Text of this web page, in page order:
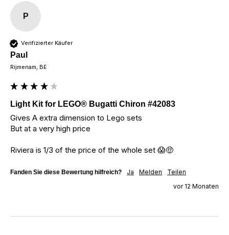
P
Verifizierter Käufer
Paul
Rijmenam, BE
Light Kit for LEGO® Bugatti Chiron #42083
Gives A extra dimension to Lego sets
But at a very high price
Riviera is 1/3 of the price of the whole set 😱🤑
Fanden Sie diese Bewertung hilfreich? Ja Melden
Teilen
vor 12 Monaten